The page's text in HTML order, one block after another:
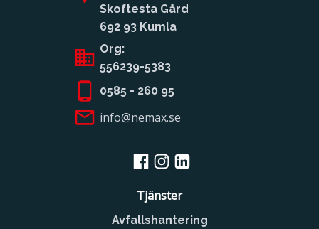
Skoftesta Gård
692 93 Kumla
Org:
556239-5383
0585 - 260 95
info@nemax.se
Tjänster
Avfallshantering